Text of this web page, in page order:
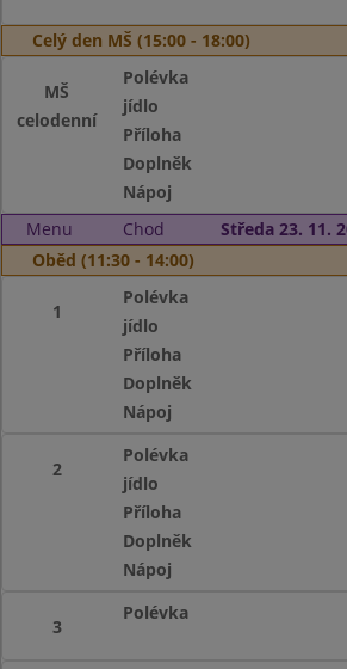
Celý den MŠ (15:00 - 18:00)
MŠ
celodenní
Polévka
jídlo
Příloha
Doplněk
Nápoj
Menu
Chod
Středa 23. 11.
Oběd (11:30 - 14:00)
1
Polévka
jídlo
Příloha
Doplněk
Nápoj
2
Polévka
jídlo
Příloha
Doplněk
Nápoj
3
Polévka